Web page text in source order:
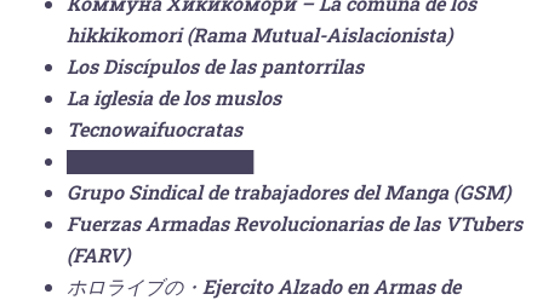
hikkikomori (Rama Mutual-Aislacionista)
Los Discípulos de las pantorrilas
La iglesia de los muslos
Tecnowaifuocratas
Grupo Sindical de trabajadores del Manga (GSM)
Fuerzas Armadas Revolucionarias de las VTubers
(FARV)
ホロライブの・Ejercito Alzado en Armas de